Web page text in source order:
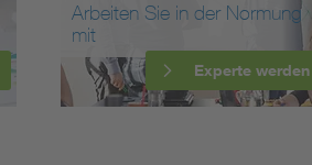
Arbeiten Sie in der Normung
mit
Experte werden